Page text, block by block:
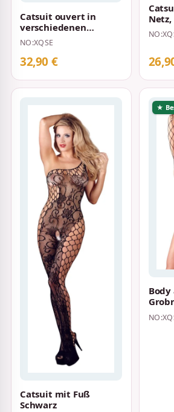
Catsuit ouvert in
verschiedenen
Netzstrukturen
Schwarz
NO:XQSE
32,90 €
Catsuit mit Fuß
Schwarz
★
Body